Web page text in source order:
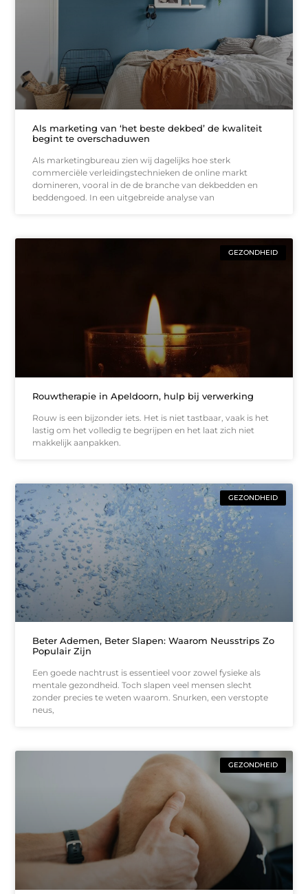
Als marketing van ‘het beste dekbed’ de kwaliteit
begint te overschaduwen
Als marketingbureau zien wij dagelijks hoe sterk
commerciële verleidingstechnieken de online markt
domineren, vooral in de de branche van dekbedden en
beddengoed. In een uitgebreide analyse van
GEZONDHEID
Rouwtherapie in Apeldoorn, hulp bij verwerking
Rouw is een bijzonder iets. Het is niet tastbaar, vaak is het
lastig om het volledig te begrijpen en het laat zich niet
makkelijk aanpakken.
GEZONDHEID
Beter Ademen, Beter Slapen: Waarom Neusstrips Zo
Populair Zijn
Een goede nachtrust is essentieel voor zowel fysieke als
mentale gezondheid. Toch slapen veel mensen slecht
zonder precies te weten waarom. Snurken, een verstopte
neus,
GEZONDHEID